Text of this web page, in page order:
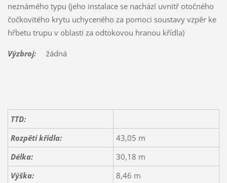
neznámého typu (jeho instalace se nachází uvnitř otočného
čočkovitého krytu uchyceného za pomoci soustavy vzpěr ke
hřbetu trupu v oblasti za odtokovou hranou křídla)
Výzbroj:žádná
TTD:
Rozpětí křídla:
43,05 m
Délka:
30,18 m
Výška:
8,46 m